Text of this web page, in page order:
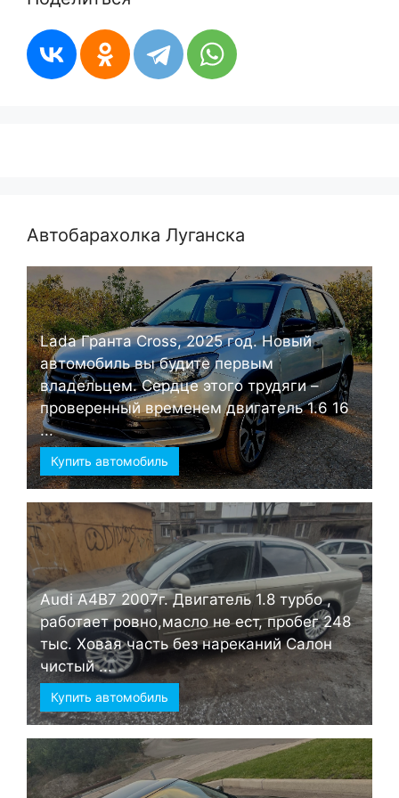
Автобарахолка Луганска
Lada Гранта Cross, 2025 год. Новый
автомобиль вы будите первым
владельцем. Сердце этого трудяги –
проверенный временем двигатель 1.6 16
...
Купить автомобиль
Audi А4B7 2007г. Двигатель 1.8 турбо ,
работает ровно,масло не ест, пробег 248
тыс. Ховая часть без нареканий Салон
чистый ...
Купить автомобиль